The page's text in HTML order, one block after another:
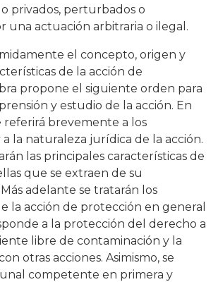
privados, perturbados o
una actuación arbitraria o ilegal.
el concepto, origen y
de la acción de
propone el siguiente orden para
y estudio de la acción. En
referirá brevemente a los
la naturaleza jurídica de la acción.
las principales características de
que se extraen de su
adelante se tratarán los
la acción de protección en general
a la protección del derecho a
libre de contaminación y la
otras acciones. Asimismo, se
competente en primera y